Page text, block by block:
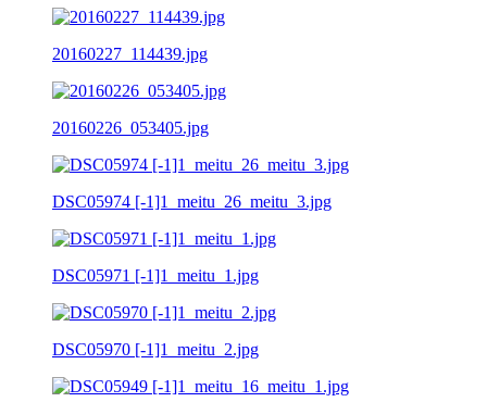
20160227_114439.jpg
20160226_053405.jpg
DSC05974 [-1]1_meitu_26_meitu_3.jpg
DSC05971 [-1]1_meitu_1.jpg
DSC05970 [-1]1_meitu_2.jpg